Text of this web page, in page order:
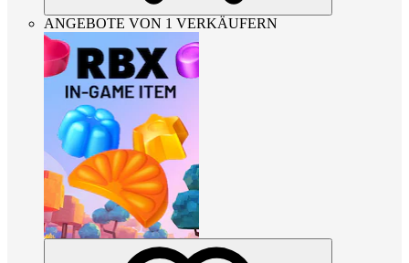
ANGEBOTE VON 1 VERKÄUFERN